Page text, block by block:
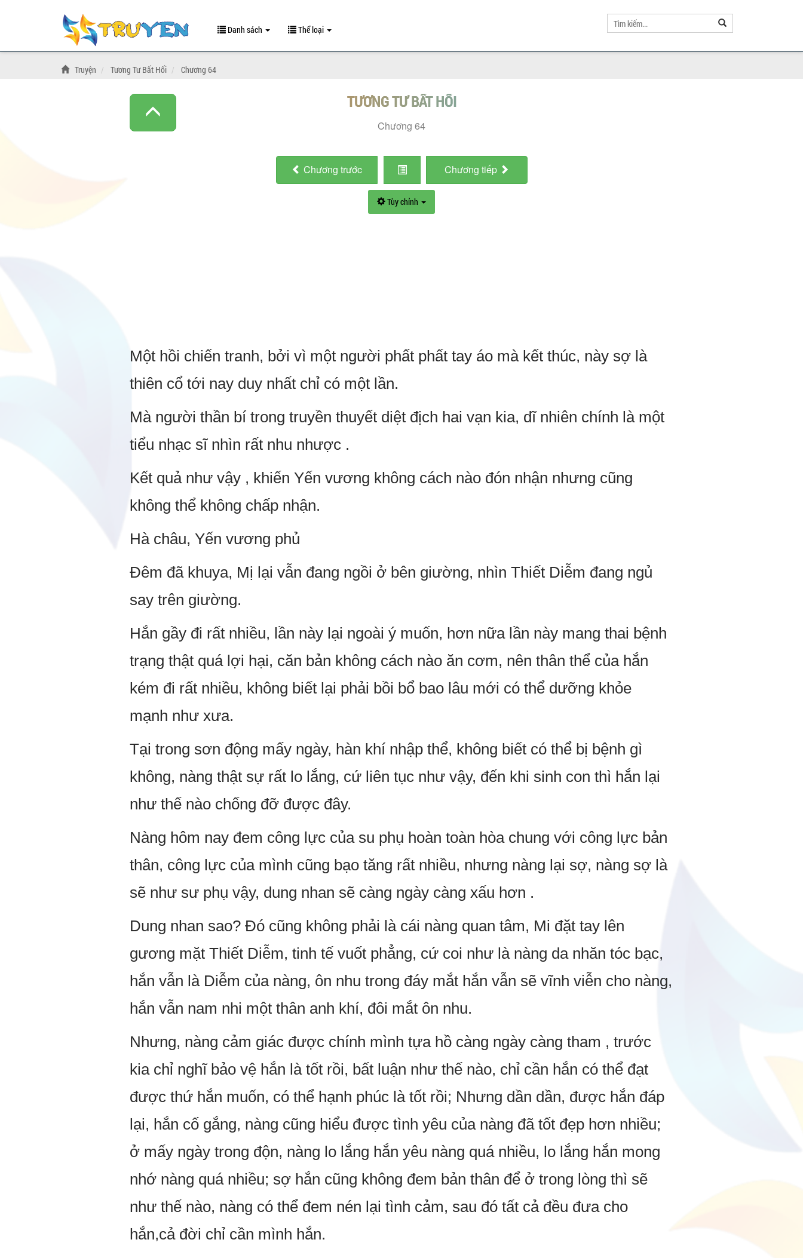
Danh sách Thể loại
Truyện Tương Tư Bất Hối Chương 64
TƯƠNG TƯ BẤT HỐI
Chương 64
Chương trước Chương tiếp
Tùy chỉnh
Một hồi chiến tranh, bởi vì một người phất phất tay áo mà kết thúc, này sợ là
thiên cổ tới nay duy nhất chỉ có một lần.
Mà người thần bí trong truyền thuyết diệt địch hai vạn kia, dĩ nhiên chính là một
tiểu nhạc sĩ nhìn rất nhu nhược .
Kết quả như vậy , khiến Yến vương không cách nào đón nhận nhưng cũng
không thể không chấp nhận.
Hà châu, Yến vương phủ
Đêm đã khuya, Mị lại vẫn đang ngồi ở bên giường, nhìn Thiết Diễm đang ngủ
say trên giường.
Hắn gầy đi rất nhiều, lần này lại ngoài ý muốn, hơn nữa lần này mang thai bệnh
trạng thật quá lợi hại, căn bản không cách nào ăn cơm, nên thân thể của hắn
kém đi rất nhiều, không biết lại phải bồi bổ bao lâu mới có thể dưỡng khỏe
mạnh như xưa.
Tại trong sơn động mấy ngày, hàn khí nhập thể, không biết có thể bị bệnh gì
không, nàng thật sự rất lo lắng, cứ liên tục như vậy, đến khi sinh con thì hắn lại
như thế nào chống đỡ được đây.
Nàng hôm nay đem công lực của su phụ hoàn toàn hòa chung với công lực bản
thân, công lực của mình cũng bạo tăng rất nhiều, nhưng nàng lại sợ, nàng sợ là
sẽ như sư phụ vậy, dung nhan sẽ càng ngày càng xấu hơn .
Dung nhan sao? Đó cũng không phải là cái nàng quan tâm, Mi đặt tay lên
gương mặt Thiết Diễm, tinh tế vuốt phẳng, cứ coi như là nàng da nhăn tóc bạc,
hắn vẫn là Diễm của nàng, ôn nhu trong đáy mắt hắn vẫn sẽ vĩnh viễn cho nàng,
hắn vẫn nam nhi một thân anh khí, đôi mắt ôn nhu.
Nhưng, nàng cảm giác được chính mình tựa hồ càng ngày càng tham , trước
kia chỉ nghĩ bảo vệ hắn là tốt rồi, bất luận như thế nào, chỉ cần hắn có thể đạt
được thứ hắn muốn, có thể hạnh phúc là tốt rồi; Nhưng dần dần, được hắn đáp
lại, hắn cố gắng, nàng cũng hiểu được tình yêu của nàng đã tốt đẹp hơn nhiều;
ở mấy ngày trong độn, nàng lo lắng hắn yêu nàng quá nhiều, lo lắng hắn mong
nhớ nàng quá nhiều; sợ hắn cũng không đem bản thân để ở trong lòng thì sẽ
như thế nào, nàng có thể đem nén lại tình cảm, sau đó tất cả đều đưa cho
hắn,cả đời chỉ cần mình hắn.